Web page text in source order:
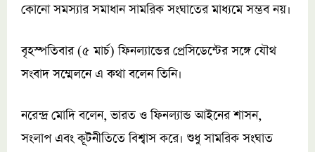
কোনো সমস্যার সমাধান সামরিক সংঘাতের মাধ্যমে সম্ভব নয়।
বৃহস্পতিবার (৫ মার্চ) ফিনল্যান্ডের প্রেসিডেন্টের সঙ্গে যৌথ
সংবাদ সম্মেলনে এ কথা বলেন তিনি।
নরেন্দ্র মোদি বলেন, ভারত ও ফিনল্যান্ড আইনের শাসন,
সংলাপ এবং কূটনীতিতে বিশ্বাস করে। শুধু সামরিক সংঘাত